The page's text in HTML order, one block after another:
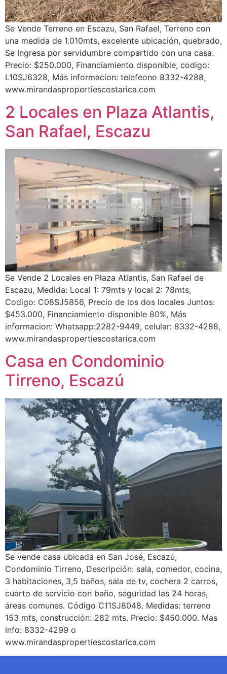
Se Vende Terreno en Escazu, San Rafael, Terreno con
una medida de 1.010mts, excelente ubicación, quebrado,
Se Ingresa por servidumbre compartido con una casa.
Precio: $250.000, Financiamiento disponible, codigo:
L10SJ6328, Más informacion: telefeono 8332-4288,
www.mirandaspropertiescostarica.com
2 Locales en Plaza Atlantis,
San Rafael, Escazu
Se Vende 2 Locales en Plaza Atlantis, San Rafael de
Escazu, Medida: Local 1: 79mts y local 2: 78mts,
Codigo: C08SJ5856, Precio de los dos locales Juntos:
$453.000, Financiamiento disponible 80%, Más
informacion: Whatsapp:2282-9449, celular: 8332-4288,
www.mirandaspropertiescostarica.com
Casa en Condominio
Tirreno, Escazú
Se vende casa ubicada en San José, Escazú,
Condominio Tirreno, Descripción: sala, comedor, cocina,
3 habitaciones, 3,5 baños, sala de tv, cochera 2 carros,
cuarto de servicio con baño, seguridad las 24 horas,
áreas comunes. Código C11SJ8048. Medidas: terreno
153 mts, construcción: 282 mts. Precio: $450.000. Mas
info: 8332-4299 o
www.mirandaspropertiescostarica.com